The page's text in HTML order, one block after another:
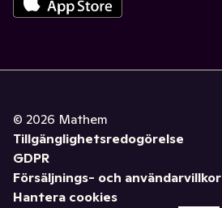
© 2026 Mathem
Tillgänglighetsredogörelse
GDPR
Försäljnings- och användarvillkor
Hantera cookies